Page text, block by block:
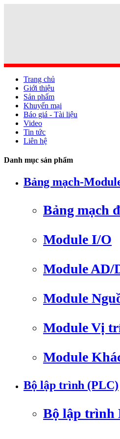
Trang chủ
Giới thiệu
Sản phẩm
Khuyến mại
Báo giá - Tài liệu
Video
Tin tức
Liên hệ
Danh mục sản phẩm
Bảng mạch-
Bảng mạch
Module I/O
Module AD/
Module
Module Vị
Module
Bộ lập trình (PLC)
Bộ lập trình